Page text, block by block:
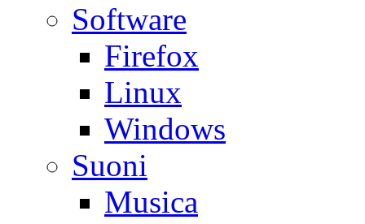
Software
Firefox
Linux
Windows
Suoni
Musica